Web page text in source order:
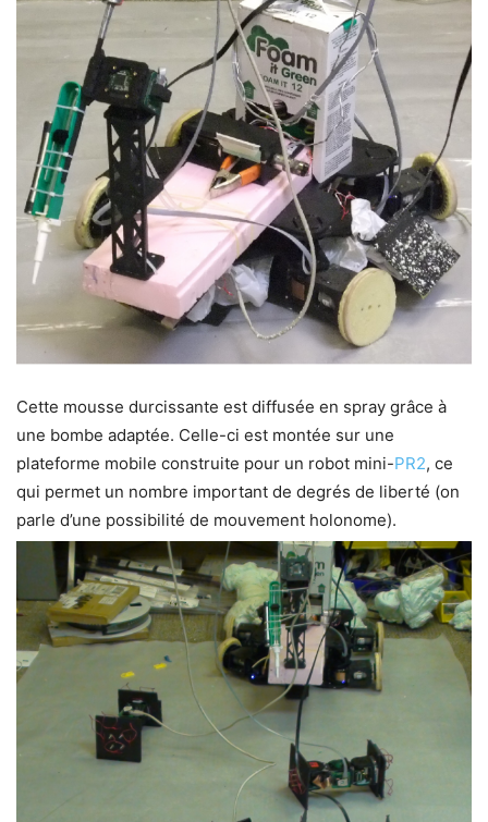
Cette mousse durcissante est diffusée en spray grâce à
une bombe adaptée. Celle-ci est montée sur une
plateforme mobile construite pour un robot mini-PR2, ce
qui permet un nombre important de degrés de liberté (on
parle d’une possibilité de mouvement holonome).